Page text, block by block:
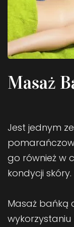
Masaż
Jest jednym
go również w
kondycji skóry.
Masaż bańką